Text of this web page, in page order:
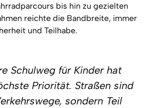
bis hin zu gezielten
reichte die Bandbreite, immer
und Teilhabe.
Schulweg für Kinder hat
Priorität. Straßen sind
sondern Teil